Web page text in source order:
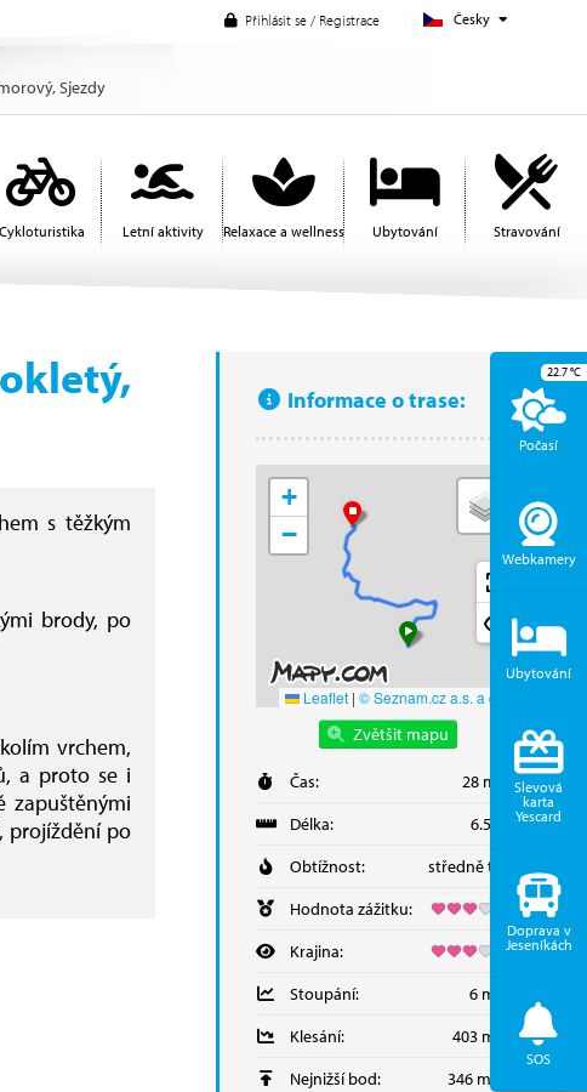
Česky
Přihlásit se / Registrace
Sjezdy
Cykloturistika Letní aktivity Relaxace a wellness Ubytování Stravování
Informace o trase:
+
−
Leaflet | © Seznam.cz a.s. a další
Zvětšit mapu
Čas:
28 minut
Délka:
6.55 km
Obtížnost:
středně těžká
Hodnota zážitku:
Krajina:
Stoupání:
6 metrů
Klesání:
403 metrů
Nejnižší bod:
346 m.n.m.
s těžkým
brody, po
vrchem,
a proto se i
zapuštěnými
projíždění po
Počasí
22.7°C
Webkamery
Ubytování
Slevová
karta
Yescard
Doprava v
Jeseníkách
SOS